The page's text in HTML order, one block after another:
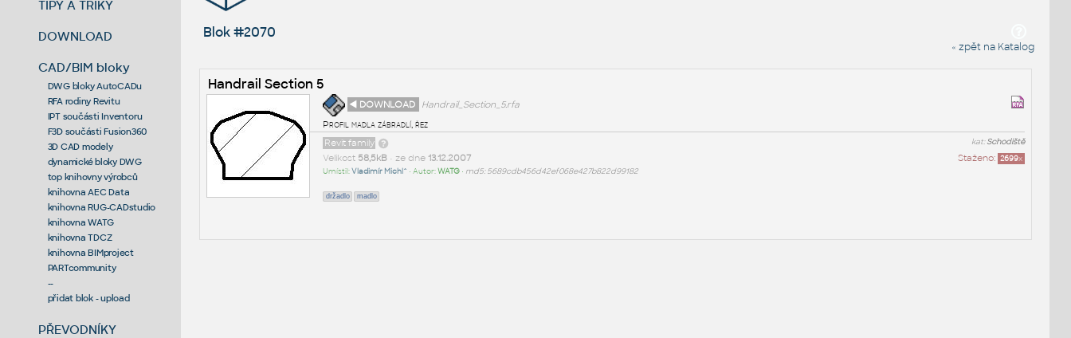
TIPY A TRIKY
DOWNLOAD
CAD/BIM bloky
DWG bloky AutoCADu
RFA rodiny Revitu
IPT součásti Inventoru
F3D součásti Fusion360
3D CAD modely
dynamické bloky DWG
top knihovny výrobců
knihovna AEC Data
knihovna RUG-CADstudio
knihovna WATG
knihovna TDCZ
knihovna BIMproject
PARTcommunity
--
přidat blok - upload
PŘEVODNÍKY
Blok #2070
« zpět na Katalog
Handrail Section 5
◄ DOWNLOAD
Handrail_Section_5.rfa
Profil madla zábradlí, řez
kat:Schodiště
Revit family
Staženo: 2699x
Velikost 58,5kB• ze dne 13.12.2007
Umístil:Vladimír Michl^ • Autor:WATG• md5: 5689cdb456d42ef068e427b822d99182
držadlo madlo